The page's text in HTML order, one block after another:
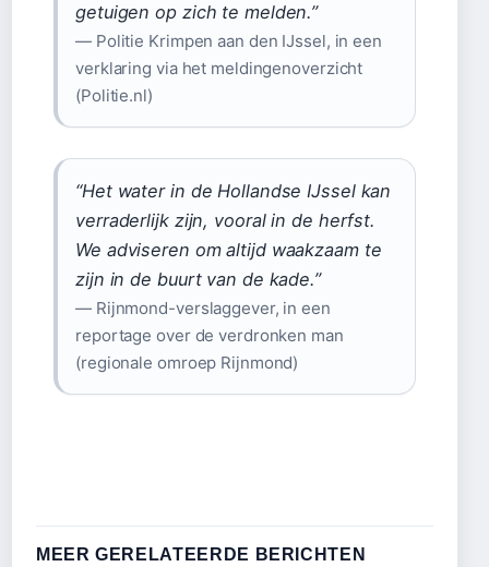
getuigen op zich te melden.”
— Politie Krimpen aan den IJssel, in een
verklaring via het meldingenoverzicht
(Politie.nl)
“Het water in de Hollandse IJssel kan
verraderlijk zijn, vooral in de herfst.
We adviseren om altijd waakzaam te
zijn in de buurt van de kade.”
— Rijnmond-verslaggever, in een
reportage over de verdronken man
(regionale omroep Rijnmond)
MEER GERELATEERDE BERICHTEN